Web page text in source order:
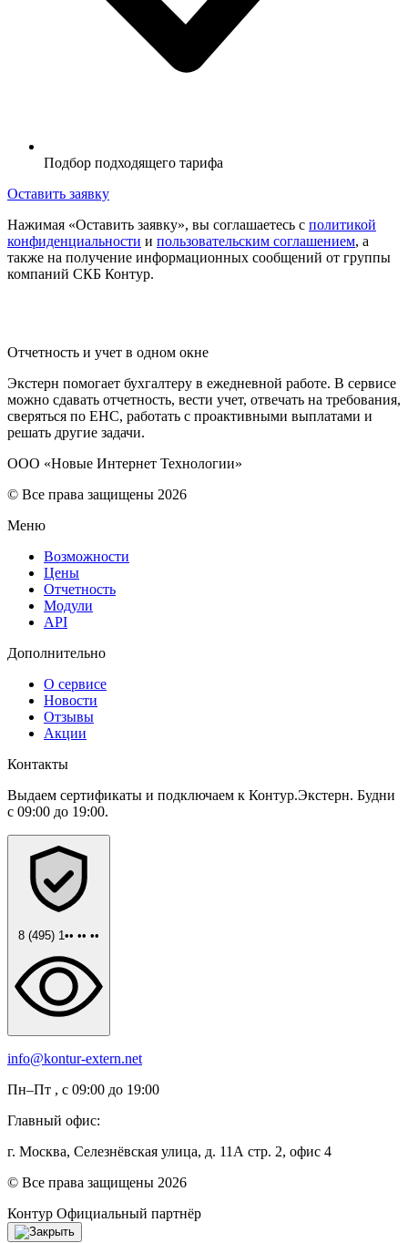
Подбор подходящего тарифа
Оставить заявку
Нажимая «Оставить заявку», вы соглашаетесь с политикой
конфиденциальности и пользовательским соглашением, а
также на получение информационных сообщений от группы
компаний СКБ Контур.
Отчетность и учет в одном окне
Экстерн помогает бухгалтеру в ежедневной работе. В сервисе
можно сдавать отчетность, вести учет, отвечать на требования,
сверяться по ЕНС, работать с проактивными выплатами и
решать другие задачи.
ООО «Новые Интернет Технологии»
© Все права защищены 2026
Меню
Возможности
Цены
Отчетность
Модули
API
Дополнительно
О сервисе
Новости
Отзывы
Акции
Контакты
Выдаем сертификаты и подключаем к Контур.Экстерн. Будни
с 09:00 до 19:00.
8 (495) 1•• •• ••
info@kontur-extern.net
Пн–Пт , с 09:00 до 19:00
Главный офис:
г. Москва, Селезнёвская улица, д. 11А стр. 2, офис 4
© Все права защищены 2026
Контур Официальный партнёр